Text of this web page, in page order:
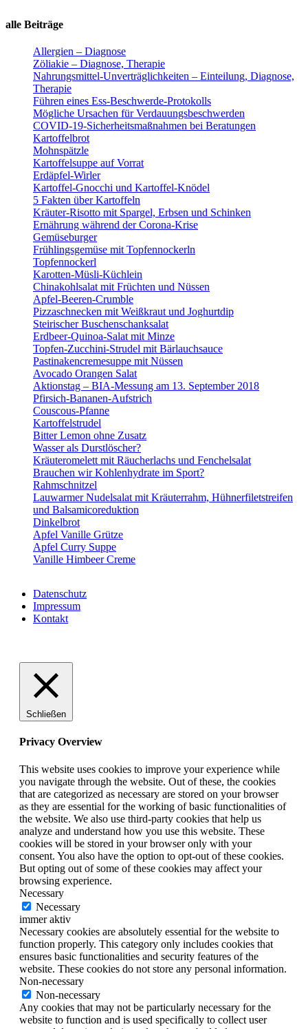
alle Beiträge
Allergien – Diagnose
Zöliakie – Diagnose, Therapie
Nahrungsmittel-Unverträglichkeiten – Einteilung, Diagnose,
Therapie
Führen eines Ess-Beschwerde-Protokolls
Mögliche Ursachen für Verdauungsbeschwerden
COVID-19-Sicherheitsmaßnahmen bei Beratungen
Kartoffelbrot
Mohnspätzle
Kartoffelsuppe auf Vorrat
Erdäpfel-Wirler
Kartoffel-Gnocchi und Kartoffel-Knödel
5 Fakten über Kartoffeln
Kräuter-Risotto mit Spargel, Erbsen und Schinken
Ernährung während der Corona-Krise
Gemüseburger
Frühlingsgemüse mit Topfennockerln
Topfennockerl
Karotten-Müsli-Küchlein
Chinakohlsalat mit Früchten und Nüssen
Apfel-Beeren-Crumble
Pizzaschnecken mit Weißkraut und Joghurtdip
Steirischer Buschenschanksalat
Erdbeer-Quinoa-Salat mit Minze
Topfen-Zucchini-Strudel mit Bärlauchsauce
Pastinakencremesuppe mit Nüssen
Avocado Orangen Salat
Aktionstag – BIA-Messung am 13. September 2018
Pfirsich-Bananen-Aufstrich
Couscous-Pfanne
Kartoffelstrudel
Bitter Lemon ohne Zusatz
Wasser als Durstlöscher?
Kräuteromelett mit Räucherlachs und Fenchelsalat
Brauchen wir Kohlenhydrate im Sport?
Rahmschnitzel
Lauwarmer Nudelsalat mit Kräuterrahm, Hühnerfiletstreifen
und Balsamicoreduktion
Dinkelbrot
Apfel Vanille Grütze
Apfel Curry Suppe
Vanille Himbeer Creme
Datenschutz
Impressum
Kontakt
Schließen
Privacy Overview
This website uses cookies to improve your experience while
you navigate through the website. Out of these, the cookies
that are categorized as necessary are stored on your browser
as they are essential for the working of basic functionalities of
the website. We also use third-party cookies that help us
analyze and understand how you use this website. These
cookies will be stored in your browser only with your
consent. You also have the option to opt-out of these cookies.
But opting out of some of these cookies may affect your
browsing experience.
Necessary
Necessary
immer aktiv
Necessary cookies are absolutely essential for the website to
function properly. This category only includes cookies that
ensures basic functionalities and security features of the
website. These cookies do not store any personal information.
Non-necessary
Non-necessary
Any cookies that may not be particularly necessary for the
website to function and is used specifically to collect user